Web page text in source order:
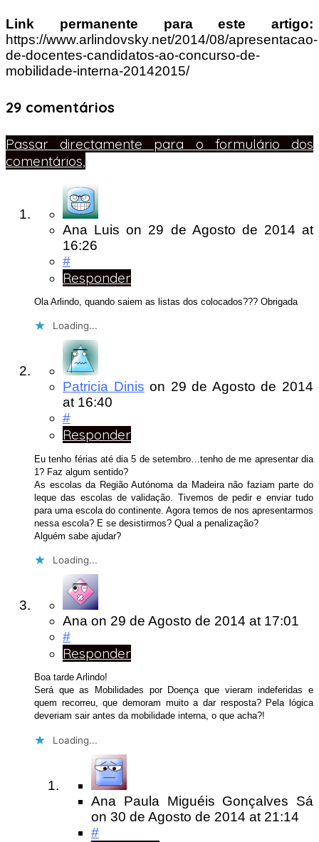
Link permanente para este artigo:
https://www.arlindovsky.net/2014/08/apresentacao-
de-docentes-candidatos-ao-concurso-de-
mobilidade-interna-20142015/
29 comentários
Passar directamente para o formulário dos
comentários,
Ana Luis on 29 de Agosto de 2014 at
16:26
#
Responder
Ola Arlindo, quando saiem as listas dos colocados??? Obrigada
Loading...
Patricia Dinis on 29 de Agosto de 2014
at 16:40
#
Responder
Eu tenho férias até dia 5 de setembro…tenho de me apresentar dia
1? Faz algum sentido?
As escolas da Região Autónoma da Madeira não faziam parte do
leque das escolas de validação. Tivemos de pedir e enviar tudo
para uma escola do continente. Agora temos de nos apresentarmos
nessa escola? E se desistirmos? Qual a penalização?
Alguém sabe ajudar?
Loading...
Ana on 29 de Agosto de 2014 at 17:01
#
Responder
Boa tarde Arlindo!
Será que as Mobilidades por Doença que vieram indeferidas e
quem recorreu, que demoram muito a dar resposta? Pela lógica
deveriam sair antes da mobilidade interna, o que acha?!
Loading...
Ana Paula Miguéis Gonçalves Sá
on 30 de Agosto de 2014 at 21:14
#